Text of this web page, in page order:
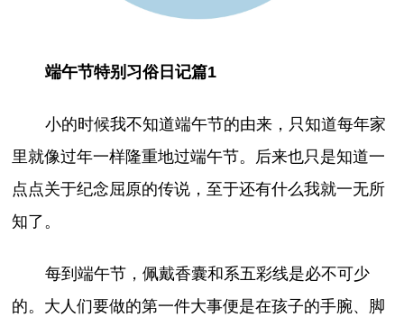
端午节特别习俗日记篇1
小的时候我不知道端午节的由来，只知道每年家
里就像过年一样隆重地过端午节。后来也只是知道一
点点关于纪念屈原的传说，至于还有什么我就一无所
知了。
每到端午节，佩戴香囊和系五彩线是必不可少
的。大人们要做的第一件大事便是在孩子的手腕、脚